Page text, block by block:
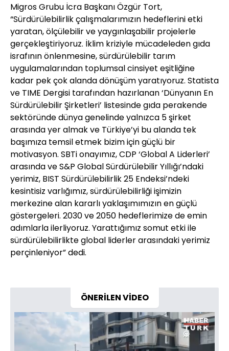
Migros Grubu İcra Başkanı Özgür Tort,
“Sürdürülebilirlik çalışmalarımızın hedeflerini etki
yaratan, ölçülebilir ve yaygınlaşabilir projelerle
gerçekleştiriyoruz. İklim kriziyle mücadeleden gıda
israfının önlenmesine, sürdürülebilir tarım
uygulamalarından toplumsal cinsiyet eşitliğine
kadar pek çok alanda dönüşüm yaratıyoruz. Statista
ve TIME Dergisi tarafından hazırlanan ‘Dünyanın En
Sürdürülebilir Şirketleri’ listesinde gıda perakende
sektöründe dünya genelinde yalnızca 5 şirket
arasında yer almak ve Türkiye’yi bu alanda tek
başımıza temsil etmek bizim için güçlü bir
motivasyon. SBTi onayımız, CDP ‘Global A Liderleri’
arasında ve S&P Global Sürdürülebilir Yıllığı’ndaki
yerimiz, BIST Sürdürülebilirlik 25 Endeksi’ndeki
kesintisiz varlığımız, sürdürülebilirliği işimizin
merkezine alan kararlı yaklaşımımızın en güçlü
göstergeleri. 2030 ve 2050 hedeflerimize de emin
adımlarla ilerliyoruz. Yarattığımız somut etki ile
sürdürülebilirlikte global liderler arasındaki yerimiz
perçinleniyor” dedi.
ÖNERİLEN VİDEO